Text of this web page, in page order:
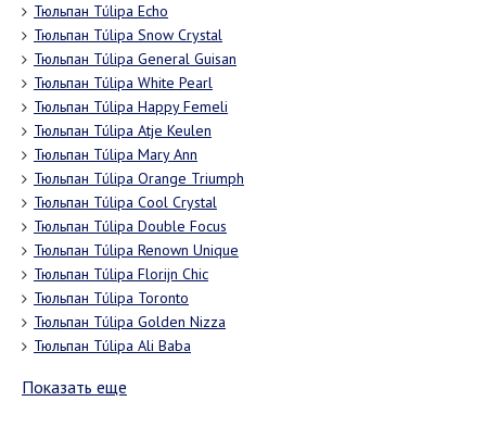
Тюльпан Túlipa Echo
Тюльпан Túlipa Snow Crystal
Тюльпан Túlipa General Guisan
Тюльпан Túlipa White Pearl
Тюльпан Túlipa Happy Femeli
Тюльпан Túlipa Atje Keulen
Тюльпан Túlipa Mary Ann
Тюльпан Túlipa Orange Triumph
Тюльпан Túlipa Cool Crystal
Тюльпан Túlipa Double Focus
Тюльпан Túlipa Renown Unique
Тюльпан Túlipa Florijn Chic
Тюльпан Túlipa Toronto
Тюльпан Túlipa Golden Nizza
Тюльпан Túlipa Ali Baba
Показать еще